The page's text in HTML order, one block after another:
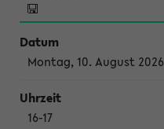
Montag, 10. August 2026
16-17